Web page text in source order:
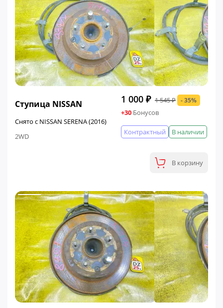
Ступица NISSAN
Снято с NISSAN SERENA (2016)
2WD
1 000 ₽ 1 545 ₽ - 35%
+30 Бонусов
В наличии
Контрактный
В корзину